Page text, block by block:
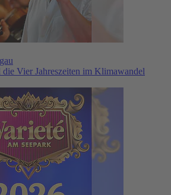
Vier Jahreszeiten im Klimawandel